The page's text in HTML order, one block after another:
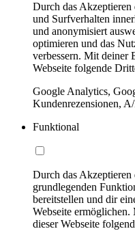
Durch das
und Surfverhalten
und anonymisiert
optimieren und das
verbessern. Mit deiner
Webseite folgende
Google Analytics,
Kundenrezensionen,
Funktional
Durch das
grundlegenden
bereitstellen und dir
Webseite
dieser Webseite